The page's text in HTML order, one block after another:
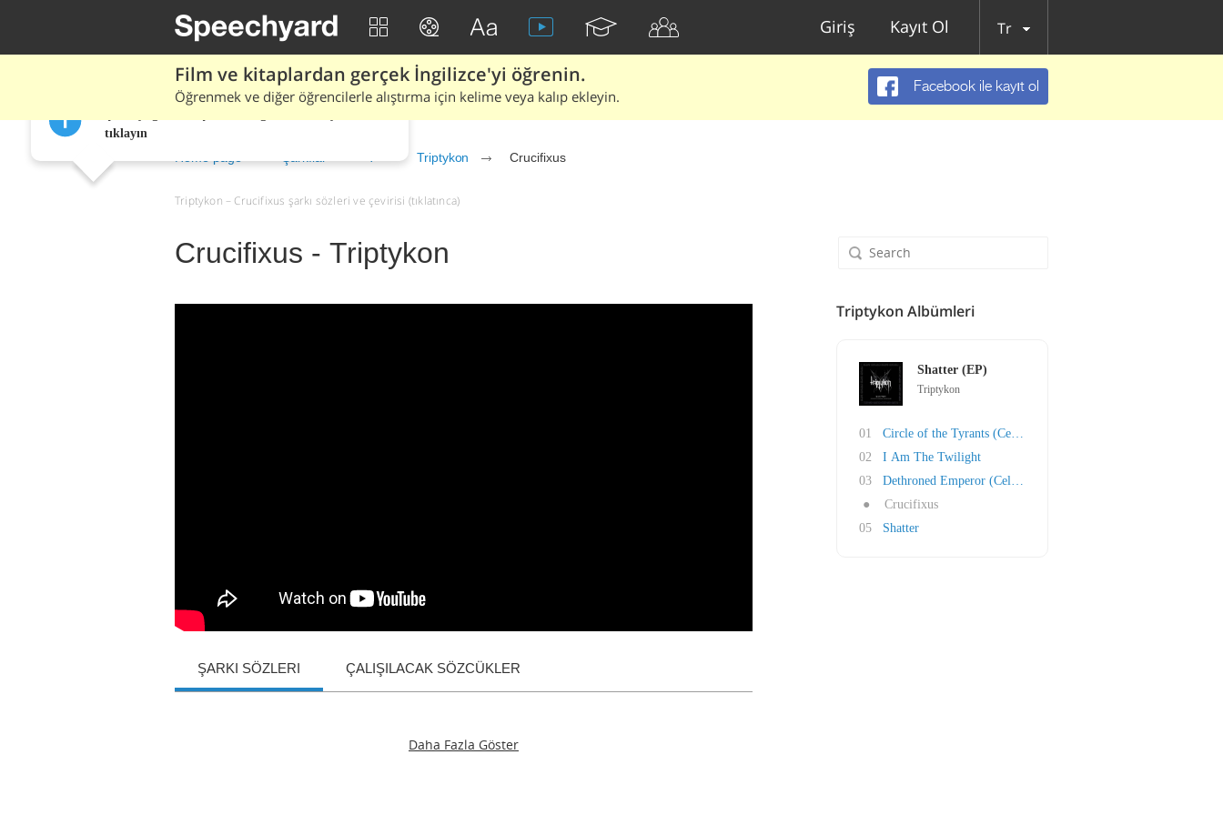
Giriş Kayıt Ol Tr
Film ve kitaplardan gerçek İngilizce'yi öğrenin.
Öğrenmek ve diğer öğrencilerle alıştırma için kelime veya kalıp ekleyin.
Facebook ile kayıt ol
Triptykon Crucifixus
Triptykon – Crucifixus şarkı sözleri ve çevirisi (tıklatınca)
Crucifixus - Triptykon
ŞARKI SÖZLERI ÇALIŞILACAK SÖZCÜKLER
Daha Fazla Göster
tıklayın
Triptykon Albümleri
Shatter (EP)
Triptykon
01
Circle of the Tyrants (Celtic Frost Cover)
02
I Am The Twilight
03
Dethroned Emperor (Celtic Frost Cover)
●
Crucifixus
05
Shatter